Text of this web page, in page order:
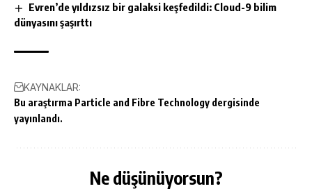
Evren’de yıldızsız bir galaksi keşfedildi: Cloud-9 bilim
dünyasını şaşırttı
KAYNAKLAR:
Bu araştırma Particle and Fibre Technology dergisinde
yayınlandı.
Ne düşünüyorsun?